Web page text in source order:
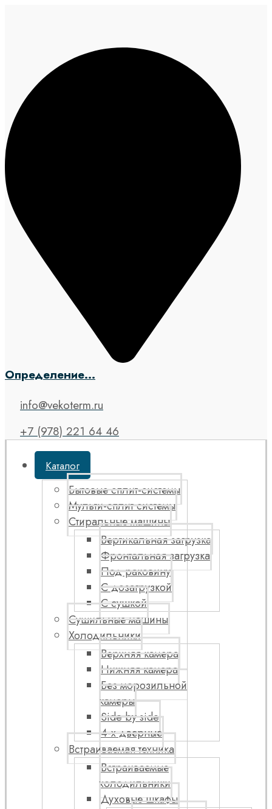
Определение...
info@vekoterm.ru
+7 (978) 221 64 46
Каталог
Бытовые сплит-системы
Мульти-сплит системы
Стиральные машины
Вертикальная загрузка
Фронтальная загрузка
Под раковину
С дозагрузкой
С сушкой
Сушильные машины
Холодильники
Верхняя камера
Нижняя камера
Без морозильной
камеры
Side by side
4-х дверные
Встраиваемая техника
Встраиваемые
холодильники
Духовые шкафы